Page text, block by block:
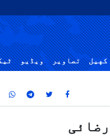
کهيل تصاوير ویڈیو